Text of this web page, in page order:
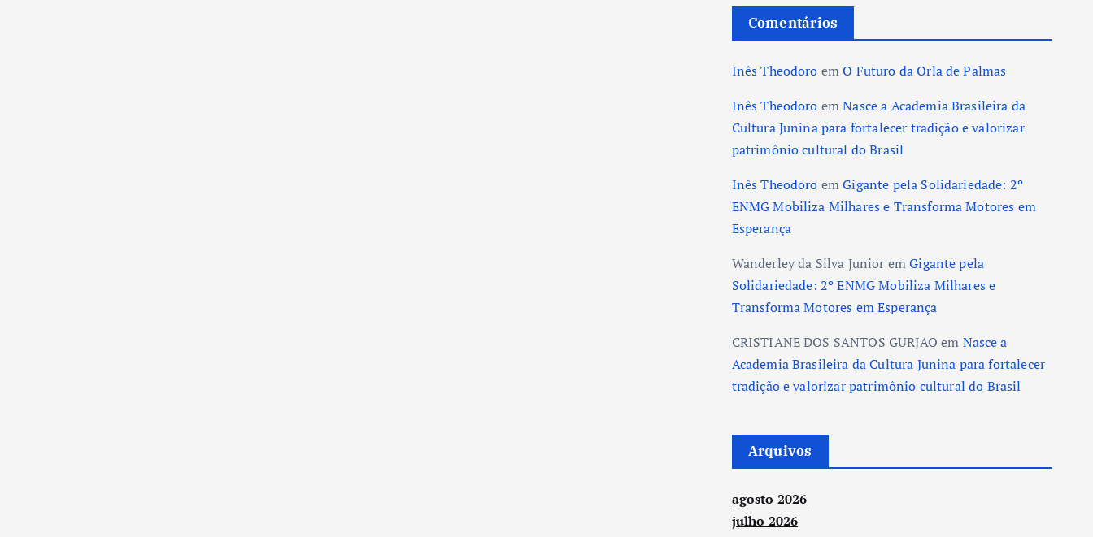
Comentários
Inês Theodoro emO Futuro da Orla de Palmas
Inês Theodoro emNasce a Academia Brasileira da
Cultura Junina para fortalecer tradição e valorizar
patrimônio cultural do Brasil
Inês Theodoro emGigante pela Solidariedade: 2º
ENMG Mobiliza Milhares e Transforma Motores em
Esperança
Wanderley da Silva Junior emGigante pela
Solidariedade: 2º ENMG Mobiliza Milhares e
Transforma Motores em Esperança
CRISTIANE DOS SANTOS GURJAO em Nasce a
Academia Brasileira da Cultura Junina para fortalecer
tradição e valorizar patrimônio cultural do Brasil
Arquivos
agosto 2026
julho 2026